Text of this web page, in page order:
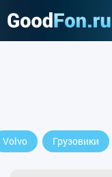
Volvo Грузовики